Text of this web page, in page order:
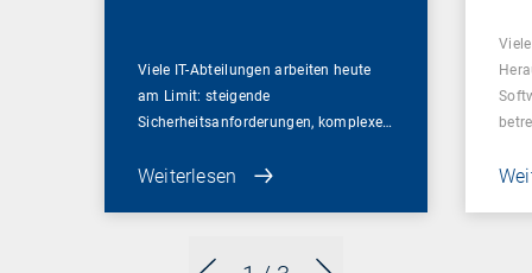
Viele IT-Abteilungen arbeiten heute
am Limit: steigende
Sicherheitsanforderungen, komplexe…
Weiterlesen